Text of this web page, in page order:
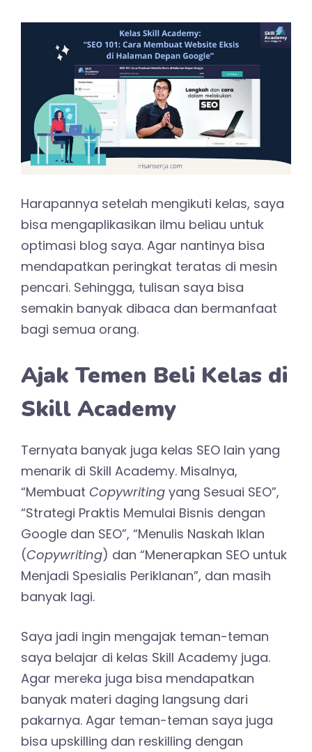
Harapannya setelah mengikuti kelas, saya
bisa mengaplikasikan ilmu beliau untuk
optimasi blog saya. Agar nantinya bisa
mendapatkan peringkat teratas di mesin
pencari. Sehingga, tulisan saya bisa
semakin banyak dibaca dan bermanfaat
bagi semua orang.
Ajak Temen Beli Kelas di
Skill Academy
Ternyata banyak juga kelas SEO lain yang
menarik di Skill Academy. Misalnya,
“Membuat Copywriting yang Sesuai SEO”,
“Strategi Praktis Memulai Bisnis dengan
Google dan SEO”, “Menulis Naskah Iklan
(Copywriting) dan “Menerapkan SEO untuk
Menjadi Spesialis Periklanan”, dan masih
banyak lagi.
Saya jadi ingin mengajak teman-teman
saya belajar di kelas Skill Academy juga.
Agar mereka juga bisa mendapatkan
banyak materi daging langsung dari
pakarnya. Agar teman-teman saya juga
bisa upskilling dan reskilling dengan